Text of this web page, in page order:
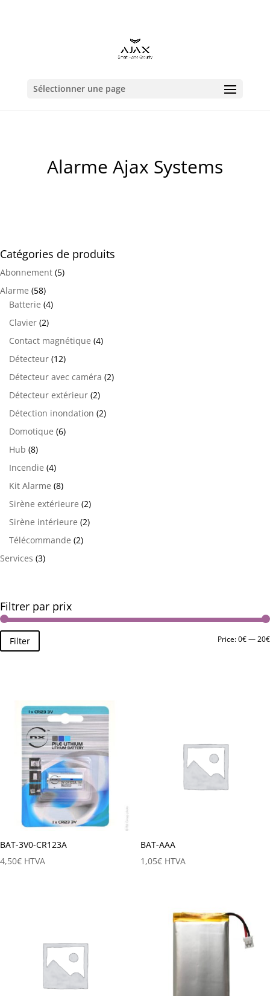
Sélectionner une page
Alarme Ajax Systems
Catégories de produits
Abonnement (5)
Alarme (58)
Batterie (4)
Clavier (2)
Contact magnétique (4)
Détecteur (12)
Détecteur avec caméra (2)
Détecteur extérieur (2)
Détection inondation (2)
Domotique (6)
Hub (8)
Incendie (4)
Kit Alarme (8)
Sirène extérieure (2)
Sirène intérieure (2)
Télécommande (2)
Services (3)
Filtrer par prix
Filter Price:0€—20€
BAT-3V0-CR123A
4,50€ HTVA
BAT-AAA
1,05€ HTVA